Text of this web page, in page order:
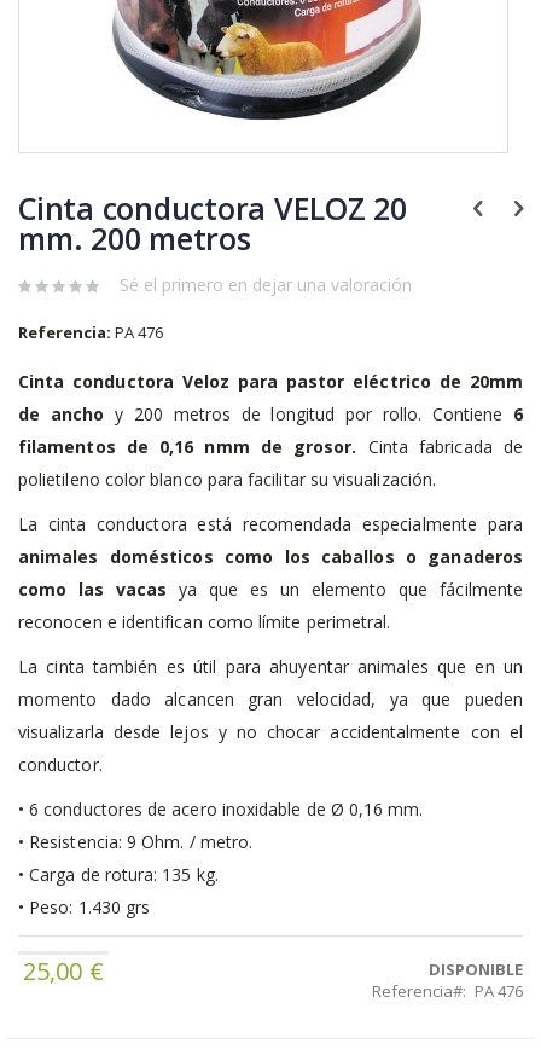
comienzo
de
la
de
Cinta conductora VELOZ 20
mm. 200 metros
Sé el primero en dejar una valoración
Referencia: PA 476
Cinta conductora Veloz para pastor eléctrico de 20mm
de ancho y 200 metros de longitud por rollo. Contiene 6
filamentos de 0,16 nmm de grosor. Cinta fabricada de
polietileno color blanco para facilitar su visualización.
La cinta conductora está recomendada especialmente para
animales domésticos como los caballos o ganaderos
como las vacas ya que es un elemento que fácilmente
reconocen e identifican como límite perimetral.
La cinta también es útil para ahuyentar animales que en un
momento dado alcancen gran velocidad, ya que pueden
visualizarla desde lejos y no chocar accidentalmente con el
conductor.
• 6 conductores de acero inoxidable de Ø 0,16 mm.
• Resistencia: 9 Ohm. ∕ metro.
• Carga de rotura: 135 kg.
• Peso: 1.430 grs
25,00 €
DISPONIBLE
Referencia
PA 476